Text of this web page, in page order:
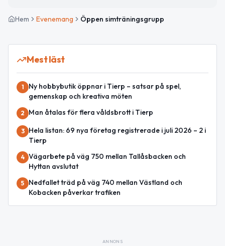
Hem Evenemang Öppen simträningsgrupp
Mest läst
1
Ny hobbybutik öppnar i Tierp – satsar på spel,
gemenskap och kreativa möten
2 Man åtalas för flera våldsbrott i Tierp
3
Hela listan: 69 nya företag registrerade i juli 2026 – 2 i
Tierp
4 Vägarbete på väg 750 mellan Tallåsbacken och
Hyttan avslutat
5
Nedfallet träd på väg 740 mellan Västland och
Kobacken påverkar trafiken
ANNONS